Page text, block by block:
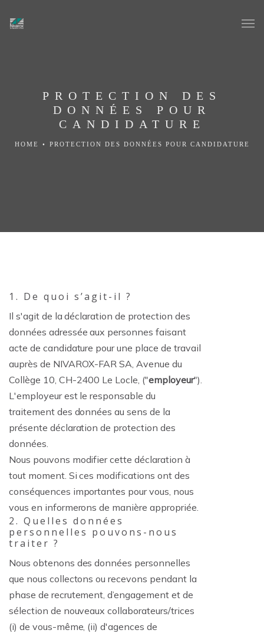
PROTECTION DES
DONNÉES POUR
CANDIDATURE
HOME • PROTECTION DES DONNÉES POUR CANDIDATURE
1. De quoi s’agit-il ?
Il s'agit de la déclaration de protection des
données adressée aux personnes faisant
acte de candidature pour une place de travail
auprès de NIVAROX-FAR SA, Avenue du
Collège 10, CH-2400 Le Locle, ("employeur").
L'employeur est le responsable du
traitement des données au sens de la
présente déclaration de protection des
données.
Nous pouvons modifier cette déclaration à
tout moment. Si ces modifications ont des
conséquences importantes pour vous, nous
vous en informerons de manière appropriée.
2. Quelles données
personnelles pouvons-nous
traiter ?
Nous obtenons des données personnelles
que nous collectons ou recevons pendant la
phase de recrutement, d’engagement et de
sélection de nouveaux collaborateurs/trices
(i) de vous-même, (ii) d'agences de